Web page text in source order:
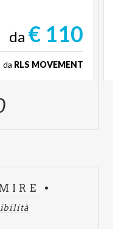
da € 110
da RLS MOVEMENT